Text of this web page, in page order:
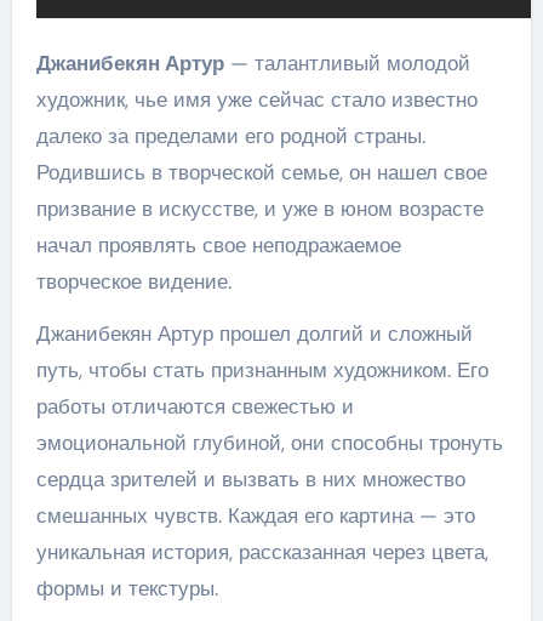
Джанибекян Артур— талантливый молодой
художник, чье имя уже сейчас стало известно
далеко за пределами его родной страны.
Родившись в творческой семье, он нашел свое
призвание в искусстве, и уже в юном возрасте
начал проявлять свое неподражаемое
творческое видение.
Джанибекян Артур прошел долгий и сложный
путь, чтобы стать признанным художником. Его
работы отличаются свежестью и
эмоциональной глубиной, они способны тронуть
сердца зрителей и вызвать в них множество
смешанных чувств. Каждая его картина — это
уникальная история, рассказанная через цвета,
формы и текстуры.